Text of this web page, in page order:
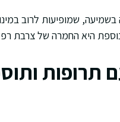
בשמיעה, שמופיעות לרוב
היא החמרה של צרבת
תרופות